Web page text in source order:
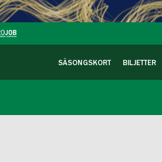
SÄSONGSKORT BILJETTER